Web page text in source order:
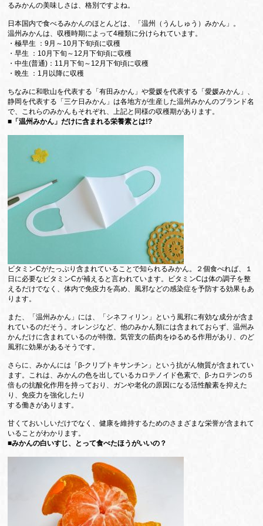
るみかんの美味しさは、格別ですよね。
日本国内で食べるみかんのほとんどは、「温州（うんしゅう）みかん」。
温州みかんは、収穫時期によって4種類に分けられています。
・極早生 ：9月～10月下旬頃に収穫
・早生 ：10月下旬～12月下旬頃に収穫
・中生(普通)：11月下旬～12月下旬頃に収穫
・晩生 ：1月以降に収穫
ちなみに和歌山を代表する「有田みかん」や愛媛を代表する「愛媛みかん」、
静岡を代表する「三ケ日みかん」は各地方が生産した温州みかんのブランド名
で、これらのみかんもそれぞれ、上記と同様の収穫期があります。
■「温州みかん」だけに含まれる栄養素とは!?
ビタミンCがたっぷり含まれていることで知られるみかん。２個食べれば、１
日に必要なビタミンCが補えると言われています。ビタミンCは体の調子を整
えるだけでなく、体内で免疫力を高め、風邪などの感染症を予防する効果もあ
ります。
また、「温州みかん」には、「シネフィリン」という風邪に有効な成分が含ま
れているのだそう。オレンジなど、他のみかん類には含まれておらず、温州み
かんだけに含まれているのが特徴。気管支の筋肉をゆるめる作用があり、のど
風邪に効果があるそうです。
さらに、みかんには「β‐クリプトキサンチン」という抗がん物質が含まれてい
ます。これは、みかんの色を出しているカロテノイド色素で、β‐カロテンの５
倍もの抗酸化作用を持っており、ガンや老化の原因になる活性酸素を抑えた
り、免疫力を強化したり
する働きがあります。
甘くておいしいだけでなく、健康を維持するためのさまざまな栄誉が含まれて
いることがわかります。
■みかんの白いすじ、とって食べたほうがいいの？